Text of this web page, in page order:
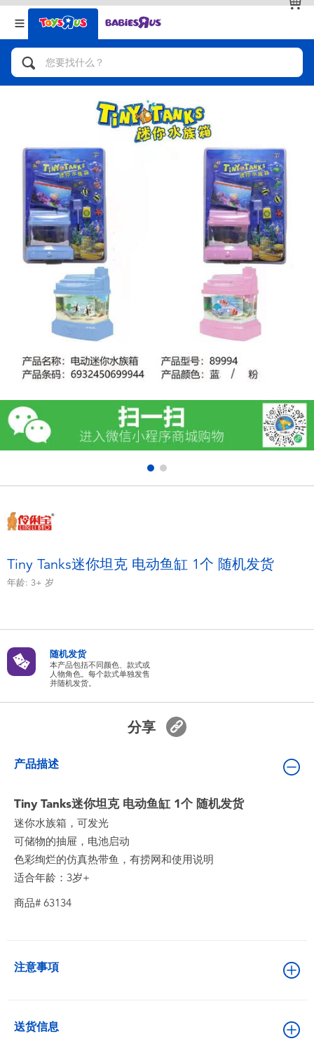
返回
分类目录
人气英雄，角色扮演，射击玩具
自行车，滑板车，骑乘车
拼砌组合及乐高LEGO
玩具车，货车，火车及遥控系列
手工艺，文具，蜡笔，泥胶，画板
娃娃，芭比，收藏公仔
电子玩具
游戏及拼图系列
益智学习玩具
户外及运动产品
模仿，化妆及造型系列
毛绒公仔玩具
电池
玩具促销
玩具清货
返回
品牌
查看全部
Tiny Tanks迷你坦克 电动鱼缸 1个 随机发货
年龄: 3+ 岁
随机发货
本产品包括不同颜色、款式或
人物角色。每个款式单独发售
并随机发货。
分享
产品描述
Tiny Tanks迷你坦克 电动鱼缸 1个 随机发货
迷你水族箱，可发光
可储物的抽屉，电池启动
色彩绚烂的仿真热带鱼，有捞网和使用说明
适合年龄：3岁+
商品# 63134
注意事項
送货信息